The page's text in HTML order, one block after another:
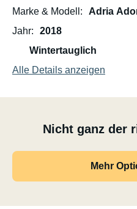
Marke & Modell
Adria
Jahr
2018
Wintertauglich
Alle Details anzeigen
Nicht ganz der
Mehr